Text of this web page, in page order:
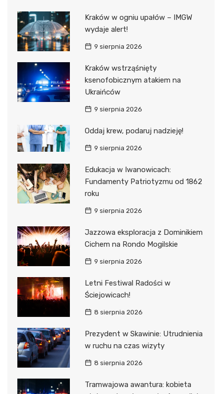
Kraków w ogniu upałów – IMGW
wydaje alert!
9 sierpnia 2026
Kraków wstrząśnięty
ksenofobicznym atakiem na
Ukraińców
9 sierpnia 2026
Oddaj krew, podaruj nadzieję!
9 sierpnia 2026
Edukacja w Iwanowicach:
Fundamenty Patriotyzmu od 1862
roku
9 sierpnia 2026
Jazzowa eksploracja z Dominikiem
Cichem na Rondo Mogilskie
9 sierpnia 2026
Letni Festiwal Radości w
Ściejowicach!
8 sierpnia 2026
Prezydent w Skawinie: Utrudnienia
w ruchu na czas wizyty
8 sierpnia 2026
Tramwajowa awantura: kobieta